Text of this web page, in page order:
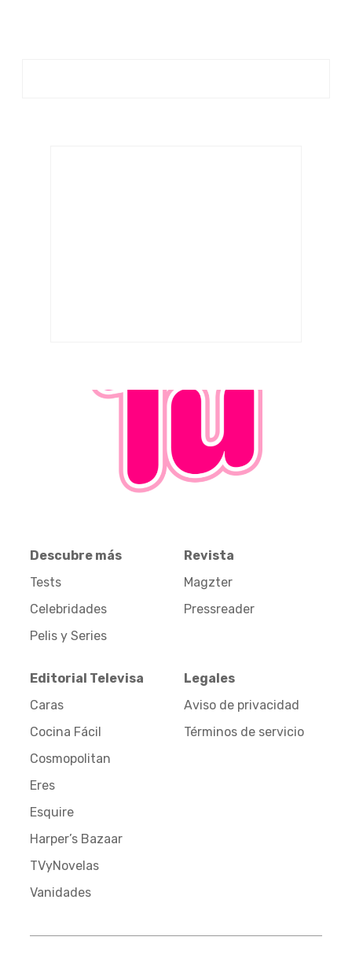
Descubre más
Tests
Celebridades
Pelis y Series
Revista
Magzter
Pressreader
Editorial Televisa
Caras
Cocina Fácil
Cosmopolitan
Eres
Esquire
Harper’s Bazaar
TVyNovelas
Vanidades
Legales
Aviso de privacidad
Términos de servicio